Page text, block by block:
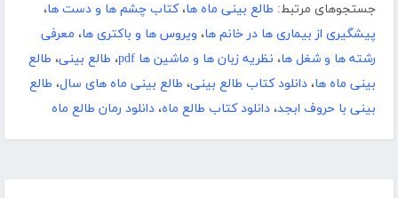
جستجوهای مرتبط: طالع بینی ماه ها،کتاب چشم ها و دست ها،
پیشگیری از بیماری ها در خانم ها، ویروس ها و باکتری ها، معرفی
رشته ها و شغل ها، نظریه زبان ها و ماشین ها pdf ، طالع بینی، طالع
بینی ماه ها، دانلود کتاب طالع بینی، طالع بینی ماه های سال، طالع
بینی با حروف ابجد، دانلود کتاب طالع ماه، دانلود رمان طالع ماه